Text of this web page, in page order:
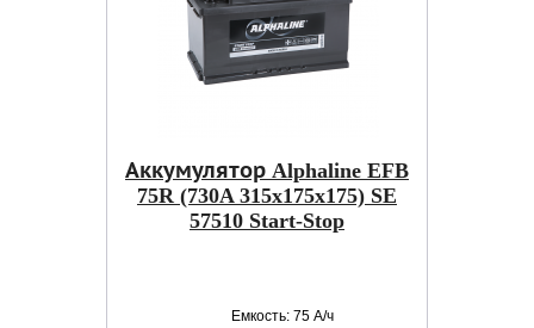
Аккумулятор Alphaline EFB
75R (730A 315x175x175) SE
57510 Start-Stop
Емкость: 75 А/ч